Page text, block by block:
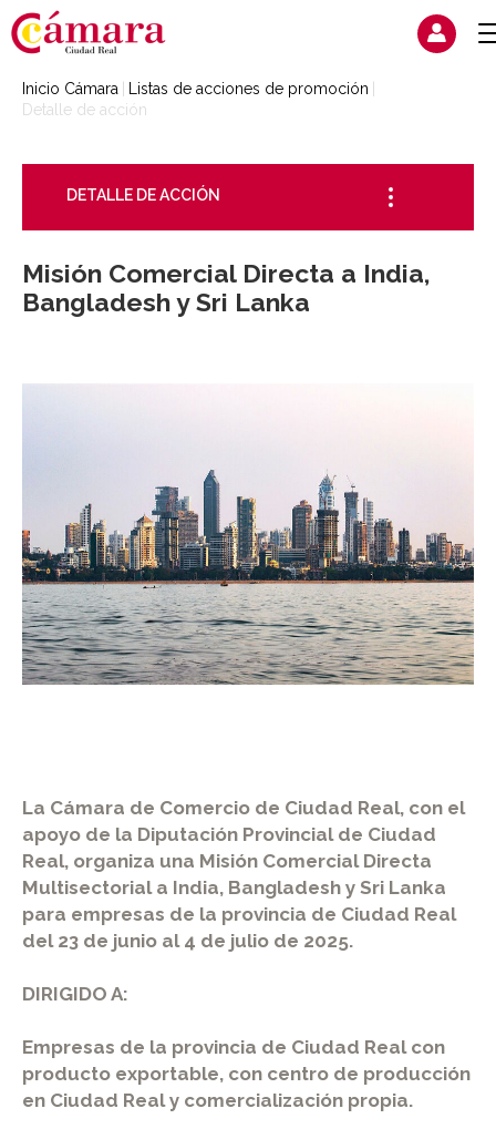
Inicio Cámara
Listas de acciones de promoción
Detalle de acción
DETALLE DE ACCIÓN
Misión Comercial Directa a India,
Bangladesh y Sri Lanka
La Cámara de Comercio de Ciudad Real, con el
apoyo de la Diputación Provincial de Ciudad
Real, organiza una Misión Comercial Directa
Multisectorial a India, Bangladesh y Sri Lanka
para empresas de la provincia de Ciudad Real
del 23 de junio al 4 de julio de 2025.
DIRIGIDO A:
Empresas de la provincia de Ciudad Real con
producto exportable, con centro de producción
en Ciudad Real y comercialización propia.